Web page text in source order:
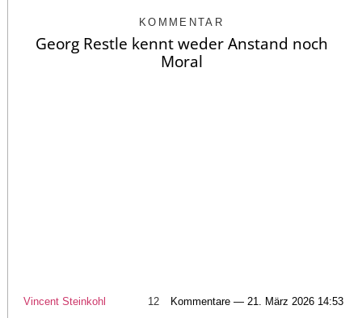
KOMMENTAR
Georg Restle kennt weder Anstand noch
Moral
Vincent Steinkohl 12 Kommentare — 21. März 2026 14:53